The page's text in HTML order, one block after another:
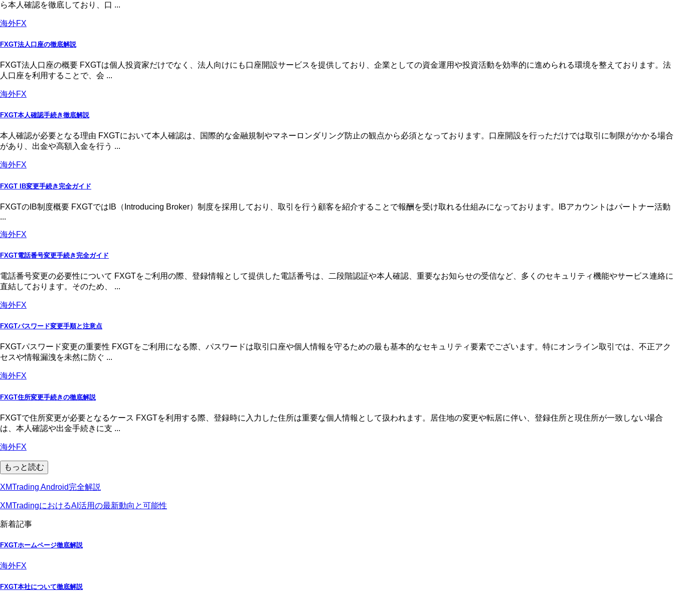
ら本人確認を徹底しており、口 ...
海外FX
FXGT法人口座の徹底解説
FXGT法人口座の概要 FXGTは個人投資家だけでなく、法人向けにも口座開設サービスを提供しており、企業としての資金運用や投資活動を効率的に進められる環境を整えております。法
人口座を利用することで、会 ...
海外FX
FXGT本人確認手続き徹底解説
本人確認が必要となる理由 FXGTにおいて本人確認は、国際的な金融規制やマネーロンダリング防止の観点から必須となっております。口座開設を行っただけでは取引に制限がかかる場合
があり、出金や高額入金を行う ...
海外FX
FXGT IB変更手続き完全ガイド
FXGTのIB制度概要 FXGTではIB（Introducing Broker）制度を採用しており、取引を行う顧客を紹介することで報酬を受け取れる仕組みになっております。IBアカウントはパートナー活動
...
海外FX
FXGT電話番号変更手続き完全ガイド
電話番号変更の必要性について FXGTをご利用の際、登録情報として提供した電話番号は、二段階認証や本人確認、重要なお知らせの受信など、多くのセキュリティ機能やサービス連絡に
直結しております。そのため、 ...
海外FX
FXGTパスワード変更手順と注意点
FXGTパスワード変更の重要性 FXGTをご利用になる際、パスワードは取引口座や個人情報を守るための最も基本的なセキュリティ要素でございます。特にオンライン取引では、不正アク
セスや情報漏洩を未然に防ぐ ...
海外FX
FXGT住所変更手続きの徹底解説
FXGTで住所変更が必要となるケース FXGTを利用する際、登録時に入力した住所は重要な個人情報として扱われます。居住地の変更や転居に伴い、登録住所と現住所が一致しない場合
は、本人確認や出金手続きに支 ...
海外FX
もっと読む
XMTrading Android完全解説
XMTradingにおけるAI活用の最新動向と可能性
新着記事
FXGTホームページ徹底解説
海外FX
FXGT本社について徹底解説